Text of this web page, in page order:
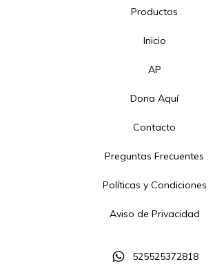
Productos
Inicio
AP
Dona Aquí
Contacto
Preguntas Frecuentes
Políticas y Condiciones
Aviso de Privacidad
525525372818